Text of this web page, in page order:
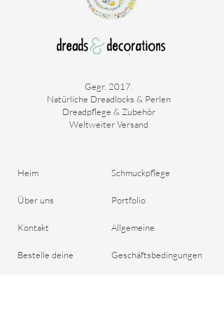
Gegr. 2017.
Natürliche Dreadlocks & Perlen
Dreadpflege & Zubehör
Weltweiter Versand
Heim
Über uns
Kontakt
Bestelle deine
Schmuckpflege
Portfolio
Allgemeine
Geschäftsbedingungen